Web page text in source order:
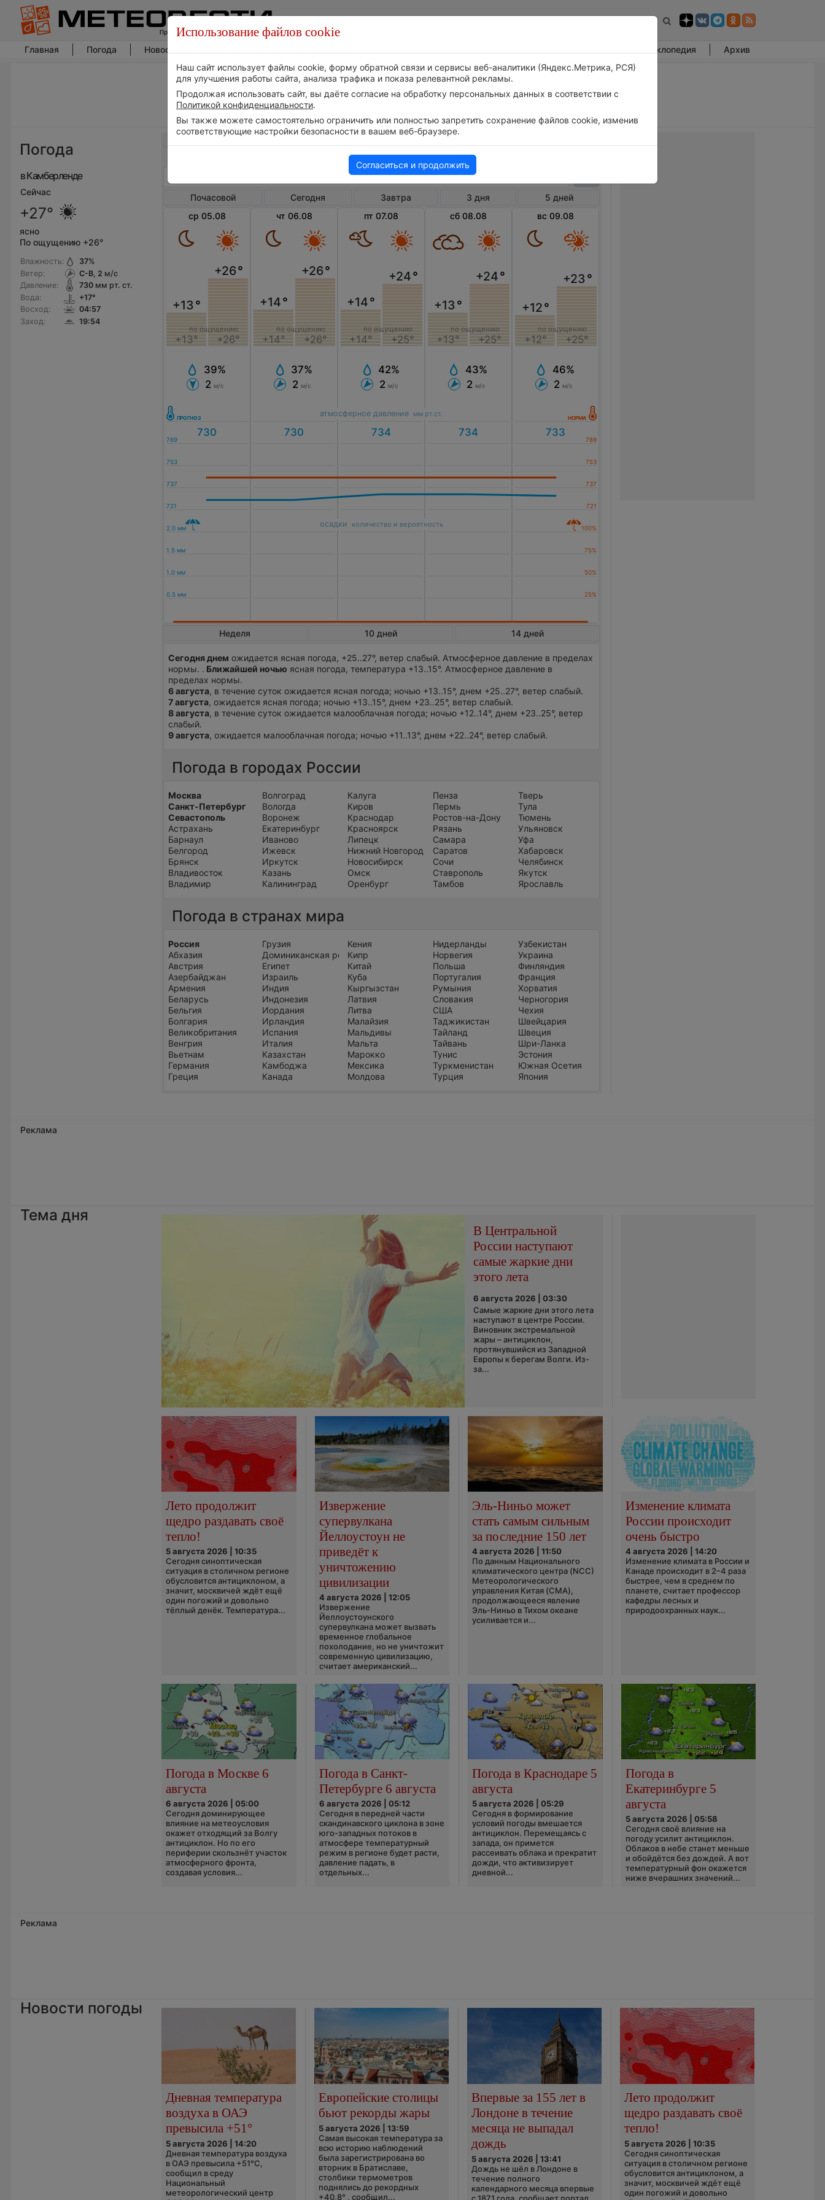
Главная Погода Новости погоды Энциклопедия Архив
Погода
в Камберленде
Сейчас
+27°
ясно
По ощущению +26°
Влажность:
Ветер:
Давление:
Вода:
Восход:
Заход:
37%
С-В, 2 м/с
730мм рт. ст.
+17°
04:57
19:54
Погода в Камберленде
Почасовой Сегодня Завтра 3 дня
5 дней
ср 05.08
+13°
+13°
+26°
+26°
по ощущению
39%
2 м/с
чт 06.08
+14°
+14°
+26°
+26°
по ощущению
37%
2 м/с
пт 07.08
+14°
+14°
+24°
+25°
по ощущению
42%
2 м/с
сб 08.08
+13°
+13°
+24°
+25°
по ощущению
43%
2 м/с
вс 09.08
+12°
+12°
+23°
+25°
по ощущению
46%
2 м/с
атмосферное давление мм рт.ст.
осадки количество и вероятность
Неделя 10 дней 14 дней
Сегодня днем ожидается ясная погода, +25..27°, ветер слабый. Атмосферное давление в пределах
нормы. . Ближайшей ночью ясная погода, температура +13..15°. Атмосферное давление в
пределах нормы.
6 августа, в течение суток ожидается ясная погода; ночью +13..15°, днем +25..27°, ветер слабый.
7 августа, ожидается ясная погода; ночью +13..15°, днем +23..25°, ветер слабый.
8 августа, в течение суток ожидается малооблачная погода; ночью +12..14°, днем +23..25°, ветер
слабый.
9 августа, ожидается малооблачная погода; ночью +11..13°, днем +22..24°, ветер слабый.
Погода в городах России
Москва
Санкт-Петербург
Севастополь
Астрахань
Барнаул
Белгород
Брянск
Владивосток
Владимир
Волгоград
Вологда
Воронеж
Екатеринбург
Иваново
Ижевск
Иркутск
Казань
Калининград
Калуга
Киров
Краснодар
Красноярск
Липецк
Нижний Новгород
Новосибирск
Омск
Оренбург
Пенза
Пермь
Ростов-на-Дону
Рязань
Самара
Саратов
Сочи
Ставрополь
Тамбов
Тверь
Тула
Тюмень
Ульяновск
Уфа
Хабаровск
Челябинск
Якутск
Ярославль
Погода в странах мира
Россия
Абхазия
Австрия
Азербайджан
Армения
Беларусь
Бельгия
Болгария
Великобритания
Венгрия
Вьетнам
Германия
Греция
Грузия
Доминиканская республика
Египет
Израиль
Индия
Индонезия
Иордания
Ирландия
Испания
Италия
Казахстан
Камбоджа
Канада
Кения
Кипр
Китай
Куба
Кыргызстан
Латвия
Литва
Малайзия
Мальдивы
Мальта
Марокко
Мексика
Молдова
Нидерланды
Норвегия
Польша
Португалия
Румыния
Словакия
США
Таджикистан
Тайланд
Тайвань
Тунис
Туркменистан
Турция
Узбекистан
Украина
Финляндия
Франция
Хорватия
Черногория
Чехия
Швейцария
Швеция
Шри-Ланка
Эстония
Южная Осетия
Япония
Реклама
Тема дня
В Центральной
России наступают
самые жаркие дни
этого лета
6 августа 2026 | 03:30
Самые жаркие дни этого лета
наступают в центре России.
Виновник экстремальной
жары – антициклон,
протянувшийся из Западной
Европы к берегам Волги. Из-
за...
Лето продолжит
щедро раздавать своё
тепло!
5 августа 2026 | 10:35
Сегодня синоптическая
ситуация в столичном регионе
обусловится антициклоном, а
значит, москвичей ждёт ещё
один погожий и довольно
тёплый денёк. Температура...
Извержение
супервулкана
Йеллоустоун не
приведёт к
уничтожению
цивилизации
4 августа 2026 | 12:05
Извержение
Йеллоустоунского
супервулкана может вызвать
временное глобальное
похолодание, но не уничтожит
современную цивилизацию,
считает американский...
Эль-Ниньо может
стать самым сильным
за последние 150 лет
4 августа 2026 | 11:50
По данным Национального
климатического центра (NCC)
Метеорологического
управления Китая (CMA),
продолжающееся явление
Эль-Ниньо в Тихом океане
усиливается и...
Изменение климата
России происходит
очень быстро
4 августа 2026 | 14:20
Изменение климата в России и
Канаде происходит в 2–4 раза
быстрее, чем в среднем по
планете, считает профессор
кафедры лесных и
природоохранных наук...
Погода в Москве 6
августа
6 августа 2026 | 05:00
Сегодня доминирующее
влияние на метеоусловия
окажет отходящий за Волгу
антициклон. Но по его
периферии скользнёт участок
атмосферного фронта,
создавая условия...
Погода в Санкт-
Петербурге 6 августа
6 августа 2026 | 05:12
Сегодня в передней части
скандинавского циклона в зоне
юго-западных потоков в
атмосфере температурный
режим в регионе будет расти,
давление падать, в
отдельных...
Погода в Краснодаре 5
августа
5 августа 2026 | 05:29
Сегодня в формирование
условий погоды вмешается
антициклон. Перемещаясь с
запада, он примется
рассеивать облака и прекратит
дожди, что активизирует
дневной...
Погода в
Екатеринбурге 5
августа
5 августа 2026 | 05:58
Сегодня своё влияние на
погоду усилит антициклон.
Облаков в небе станет меньше
и обойдётся без дождей. А вот
температурный фон окажется
ниже вчерашних значений...
Реклама
Новости погоды
Дневная температура
воздуха в ОАЭ
превысила +51°
5 августа 2026 | 14:20
Дневная температура воздуха
в ОАЭ превысила +51°C,
сообщил в среду
Национальный
метеорологический центр
Европейские столицы
бьют рекорды жары
5 августа 2026 | 13:59
Самая высокая температура за
всю историю наблюдений
была зарегистрирована во
вторник в Братиславе,
столбики термометров
поднялись до рекордных
+40,8° , сообщил...
Впервые за 155 лет в
Лондоне в течение
месяца не выпадал
дождь
5 августа 2026 | 13:41
Дождь не шёл в Лондоне в
течение полного
календарного месяца впервые
с 1871 года, сообщает портал
Лето продолжит
щедро раздавать своё
тепло!
5 августа 2026 | 10:35
Сегодня синоптическая
ситуация в столичном регионе
обусловится антициклоном, а
значит, москвичей ждёт ещё
один погожий и довольно
Использование файлов cookie
Наш сайт использует файлы cookie, форму обратной связи и сервисы веб-аналитики (Яндекс.Метрика, РСЯ)
для улучшения работы сайта, анализа трафика и показа релевантной рекламы.
Продолжая использовать сайт, вы даёте согласие на обработку персональных данных в соответствии с
Политикой конфиденциальности.
Вы также можете самостоятельно ограничить или полностью запретить сохранение файлов cookie, изменив
соответствующие настройки безопасности в вашем веб-браузере.
Согласиться и продолжить